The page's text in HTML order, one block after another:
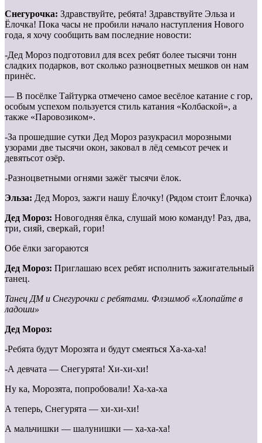
Снегурочка: Здравствуйте, ребята! Здравствуйте Эльза и
Ёлочка! Пока часы не пробили начало наступления Нового
года, я хочу сообщить вам последние новости:
-Дед Мороз подготовил для всех ребят более тысячи тонн
сладких подарков, вот сколько разноцветных мешков он нам
принёс.
— В посёлке Тайтурка отмечено самое весёлое катание с гор,
особым успехом пользуется стиль катания «Колбаской», а
также «Паровозиком».
-За прошедшие сутки Дед Мороз разукрасил морозными
узорами две тысячи окон, заковал в лёд семьсот речек и
девятьсот озёр.
-Разноцветными огнями зажёг тысячи ёлок.
Эльза: Дед Мороз, зажги нашу Ёлочку! (Рядом стоит Ёлочка)
Дед Мороз: Новогодняя ёлка, слушай мою команду! Раз, два,
три, сияй, сверкай, гори!
Обе ёлки загораются
Дед Мороз: Приглашаю всех ребят исполнить зажигательный
танец.
Танец ДМ и Снегурочки с ребятами. Флэшмоб «Хлопайте в
ладоши»
Дед Мороз:
-Ребята будут Морозята и будут смеяться Ха-ха-ха!
-А девчата — Снегурята! Хи-хи-хи!
Ну ка, Морозята, попробовали! Ха-ха-ха
А теперь, Снегурята — хи-хи-хи!
А мальчишки — шалунишки — ха-ха-ха!